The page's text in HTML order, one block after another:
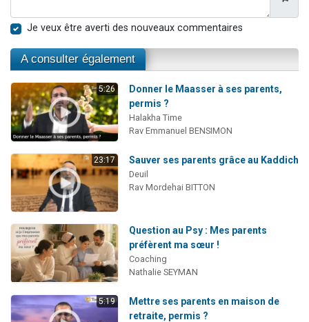
Je veux être averti des nouveaux commentaires
A consulter également
5:26
Donner le Maasser à ses parents,
permis ?
Halakha Time
Rav Emmanuel BENSIMON
23:17 Sauver ses parents grâce au Kaddich
Deuil
Rav Mordehai BITTON
Question au Psy : Mes parents
préfèrent ma sœur !
Coaching
Nathalie SEYMAN
5:19
Mettre ses parents en maison de
retraite, permis ?